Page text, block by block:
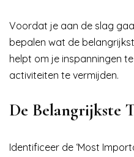
Voordat je aan de slag
bepalen wat de
helpt om je inspanningen
activiteiten te vermijden.
De Belangrijkste
Identificeer de ‘Most